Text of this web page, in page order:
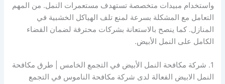
واستخدام مبيدات متخصصة تستهدف مستعمرات النمل. من المهم
التعامل مع المشكلة بسرعة لمنع تلف الهياكل الخشبية في
المنازل. كما ينصح بالاستعانة بشركات محترفة لضمان القضاء
الكامل على النمل الأبيض.
1. شركة مكافحة النمل الأبيض في التجمع الخامس | طرق مكافحة
النمل الابيض الفعالة لدى شركة مكافحة الناموس في التجمع